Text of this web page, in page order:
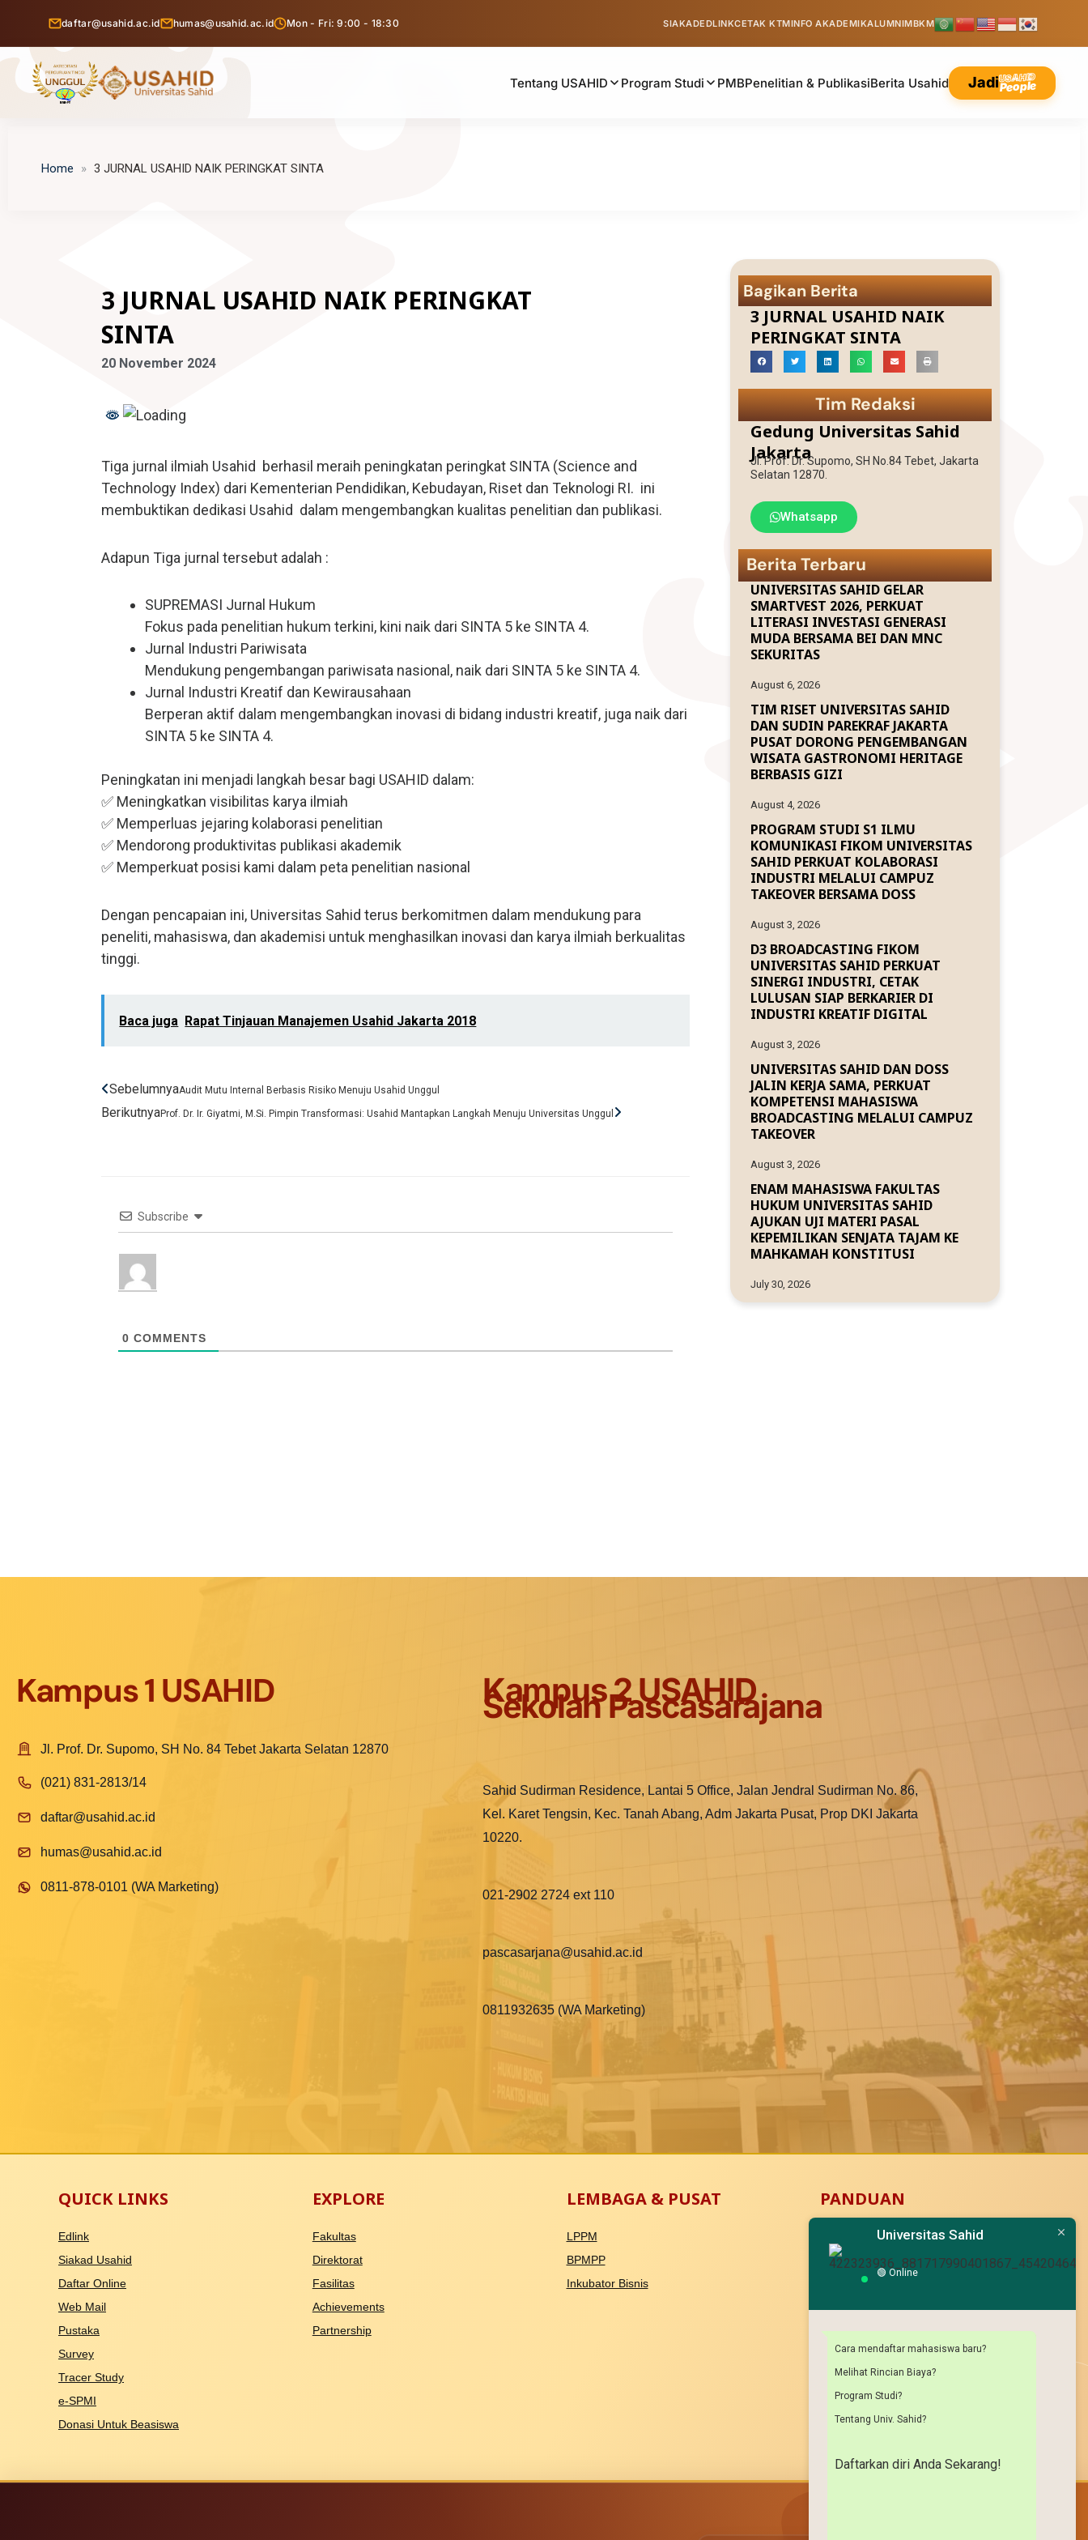
content
daftar@usahid.ac.id humas@usahid.ac.id Mon - Fri: 9:00 - 18:30 SIAKADEDLINKCETAK KTMINFO AKADEMIKALUMNIMBKM
Tentang USAHID Program Studi PMBPenelitian & PublikasiBerita Usahid JadiUSAHID
People
Ilmu Hukum
Fakultas Ilmu Komunikasi
D-III Broadcasting (Penyiaran)
Teknik Lingkungan
Doktoral Ilmu Komunikasi
Magister Ilmu Komunikasi
Magister Manajemen Lingkungan
Berita Usahid
INFO AKADEMIK
ALUMNI MBKM
humas@usahid.ac.id
JadiUSAHID
Home 3 JURNAL USAHID NAIK PERINGKAT SINTA
3 JURNAL USAHID NAIK PERINGKAT
SINTA
20 November 2024
Tiga jurnal ilmiah Usahid berhasil meraih peningkatan peringkat SINTA (Science and
Technology Index) dari Kementerian Pendidikan, Kebudayan, Riset dan Teknologi RI. ini
membuktikan dedikasi Usahid dalam mengembangkan kualitas penelitian dan publikasi.
Adapun Tiga jurnal tersebut adalah :
SUPREMASI Jurnal Hukum
Fokus pada penelitian hukum terkini, kini naik dari SINTA 5 ke SINTA 4.
Jurnal Industri Pariwisata
Mendukung pengembangan pariwisata nasional, naik dari SINTA 5 ke SINTA 4.
Jurnal Industri Kreatif dan Kewirausahaan
Berperan aktif dalam mengembangkan inovasi di bidang industri kreatif, juga naik dari
SINTA 5 ke SINTA 4.
Peningkatan ini menjadi langkah besar bagi USAHID dalam:
✅ Meningkatkan visibilitas karya ilmiah
✅ Memperluas jejaring kolaborasi penelitian
✅ Mendorong produktivitas publikasi akademik
✅ Memperkuat posisi kami dalam peta penelitian nasional
Dengan pencapaian ini, Universitas Sahid terus berkomitmen dalam mendukung para
peneliti, mahasiswa, dan akademisi untuk menghasilkan inovasi dan karya ilmiah berkualitas
tinggi.
Baca juga Rapat Tinjauan Manajemen Usahid Jakarta 2018
Prev
SebelumnyaAudit Mutu Internal Berbasis Risiko Menuju Usahid Unggul
BerikutnyaProf. Dr. Ir. Giyatmi, M.Si. Pimpin Transformasi: Usahid Mantapkan Langkah Menuju Universitas Unggul
Subscribe
0 COMMENTS
Bagikan Berita
3 JURNAL USAHID NAIK
PERINGKAT SINTA
Tim Redaksi
Gedung Universitas Sahid
Jakarta
Jl. Prof. Dr. Supomo, SH No.84 Tebet, Jakarta
Selatan 12870.
Whatsapp
Berita Terbaru
UNIVERSITAS SAHID GELAR
SMARTVEST 2026, PERKUAT
LITERASI INVESTASI GENERASI
MUDA BERSAMA BEI DAN MNC
SEKURITAS
August 6, 2026
TIM RISET UNIVERSITAS SAHID
DAN SUDIN PAREKRAF JAKARTA
PUSAT DORONG PENGEMBANGAN
WISATA GASTRONOMI HERITAGE
BERBASIS GIZI
August 4, 2026
PROGRAM STUDI S1 ILMU
KOMUNIKASI FIKOM UNIVERSITAS
SAHID PERKUAT KOLABORASI
INDUSTRI MELALUI CAMPUZ
TAKEOVER BERSAMA DOSS
August 3, 2026
D3 BROADCASTING FIKOM
UNIVERSITAS SAHID PERKUAT
SINERGI INDUSTRI, CETAK
LULUSAN SIAP BERKARIER DI
INDUSTRI KREATIF DIGITAL
August 3, 2026
UNIVERSITAS SAHID DAN DOSS
JALIN KERJA SAMA, PERKUAT
KOMPETENSI MAHASISWA
BROADCASTING MELALUI CAMPUZ
TAKEOVER
August 3, 2026
ENAM MAHASISWA FAKULTAS
HUKUM UNIVERSITAS SAHID
AJUKAN UJI MATERI PASAL
KEPEMILIKAN SENJATA TAJAM KE
MAHKAMAH KONSTITUSI
July 30, 2026
Kampus 1 USAHID
Jl. Prof. Dr. Supomo, SH No. 84 Tebet Jakarta Selatan 12870
(021) 831-2813/14
daftar@usahid.ac.id
humas@usahid.ac.id
0811-878-0101 (WA Marketing)
Kampus 2 USAHID
Sekolah Pascasarajana
Sahid Sudirman Residence, Lantai 5 Office, Jalan Jendral Sudirman No. 86,
Kel. Karet Tengsin, Kec. Tanah Abang, Adm Jakarta Pusat, Prop DKI Jakarta
10220.
021-2902 2724 ext 110
pascasarjana@usahid.ac.id
0811932635 (WA Marketing)
QUICK LINKS
Edlink
Siakad Usahid
Daftar Online
Web Mail
Pustaka
Survey
Tracer Study
e-SPMI
Donasi Untuk Beasiswa
EXPLORE
Fakultas
Direktorat
Fasilitas
Achievements
Partnership
LEMBAGA & PUSAT
LPPM
BPMPP
Inkubator Bisnis
PANDUAN
Pedoman K3Universitas Sahid
🟢 Online
Cara mendaftar mahasiswa baru?
Melihat Rincian Biaya?
Program Studi?
Tentang Univ. Sahid?
Daftarkan diri Anda Sekarang!